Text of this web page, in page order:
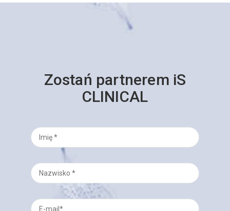
Zostań partnerem iS
CLINICAL